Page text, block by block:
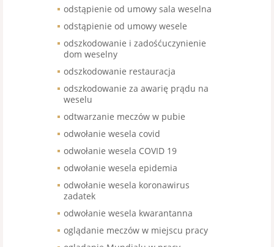
odstąpienie od umowy sala weselna
odstąpienie od umowy wesele
odszkodowanie i zadośćuczynienie
dom weselny
odszkodowanie restauracja
odszkodowanie za awarię prądu na
weselu
odtwarzanie meczów w pubie
odwołanie wesela covid
odwołanie wesela COVID 19
odwołanie wesela epidemia
odwołanie wesela koronawirus
zadatek
odwołanie wesela kwarantanna
oglądanie meczów w miejscu pracy